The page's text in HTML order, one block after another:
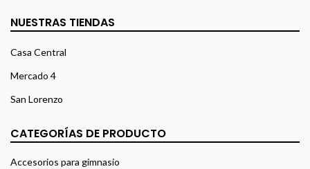
NUESTRAS TIENDAS
Casa Central
Mercado 4
San Lorenzo
CATEGORÍAS DE PRODUCTO
Accesorios para gimnasio